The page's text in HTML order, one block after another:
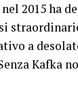
2015 ha
a
Kafka